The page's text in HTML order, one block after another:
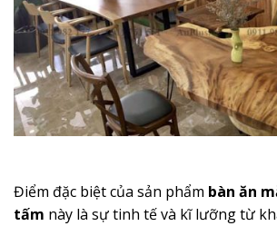
Điểm đặc biệt của sản phẩm bàn ăn
tấm này là sự tinh tế và kĩ lưỡng từ